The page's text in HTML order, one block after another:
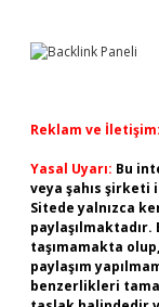
Reklam ve İletişim:
Yasal Uyarı: Bu
veya şahıs şirketi
Sitede yalnızca
taşımamakta
paylaşım
benzerlikleri